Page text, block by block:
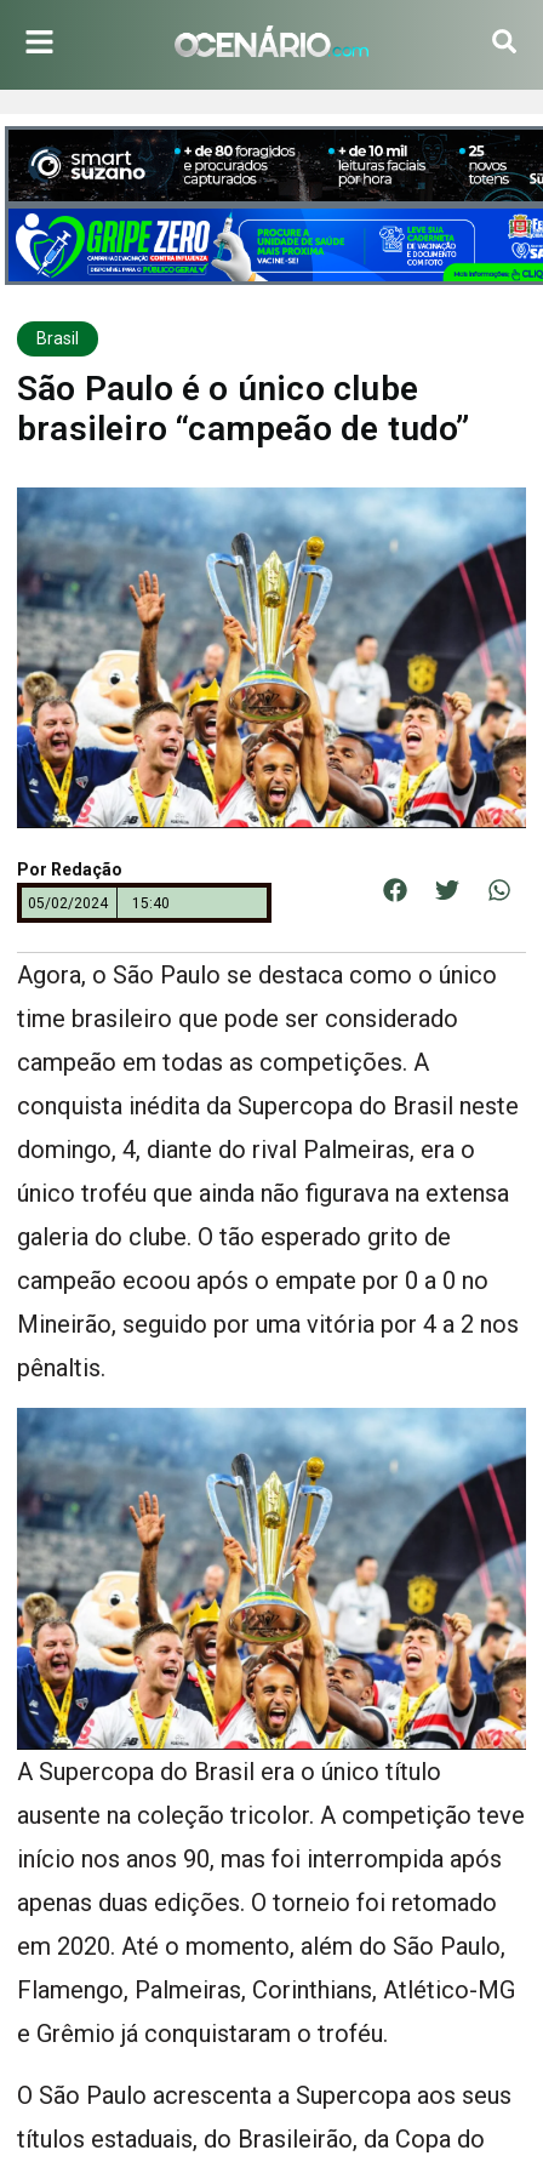
Brasil
São Paulo é o único clube
brasileiro “campeão de tudo”
Por Redação
05/02/2024 15:40
Agora, o São Paulo se destaca como o único
time brasileiro que pode ser considerado
campeão em todas as competições. A
conquista inédita da Supercopa do Brasil neste
domingo, 4, diante do rival Palmeiras, era o
único troféu que ainda não figurava na extensa
galeria do clube. O tão esperado grito de
campeão ecoou após o empate por 0 a 0 no
Mineirão, seguido por uma vitória por 4 a 2 nos
pênaltis.
A Supercopa do Brasil era o único título
ausente na coleção tricolor. A competição teve
início nos anos 90, mas foi interrompida após
apenas duas edições. O torneio foi retomado
em 2020. Até o momento, além do São Paulo,
Flamengo, Palmeiras, Corinthians, Atlético-MG
e Grêmio já conquistaram o troféu.
O São Paulo acrescenta a Supercopa aos seus
títulos estaduais, do Brasileirão, da Copa do